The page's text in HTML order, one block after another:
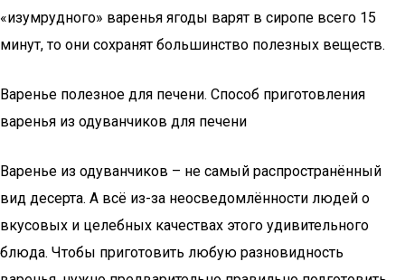
«изумрудного» варенья ягоды варят в сиропе всего 15
минут, то они сохранят большинство полезных веществ.
Варенье полезное для печени. Способ приготовления
варенья из одуванчиков для печени
Варенье из одуванчиков – не самый распространённый
вид десерта. А всё из-за неосведомлённости людей о
вкусовых и целебных качествах этого удивительного
блюда. Чтобы приготовить любую разновидность